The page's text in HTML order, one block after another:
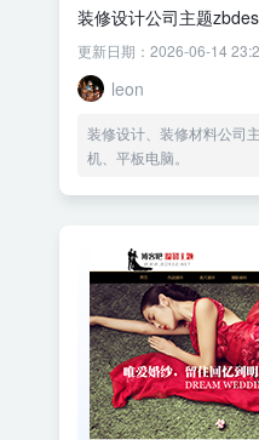
装修设计公司主题
更新日期：2026-06-14
leon
装修设计、装修材料公司
机、平板电脑。